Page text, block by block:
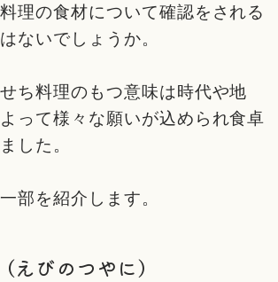
理の食材について確認をされる
ないでしょうか。
ち料理のもつ意味は時代や地
って様々な願いが込められ食卓
した。
部を紹介します。
えびのつやに）